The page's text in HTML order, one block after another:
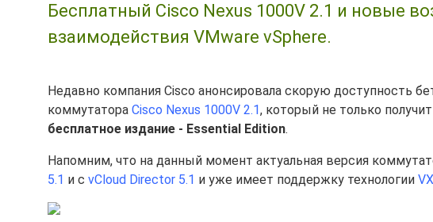
Бесплатный Cisco Nexus 1000V 2.1 и новые
взаимодействия VMware vSphere.
Недавно компания Cisco анонсировала скорую доступность
коммутатора Cisco Nexus 1000V 2.1, который не только
бесплатное издание - Essential Edition.
Напомним, что на данный момент актуальная версия
5.1 и с vCloud Director 5.1 и уже имеет поддержку технологии